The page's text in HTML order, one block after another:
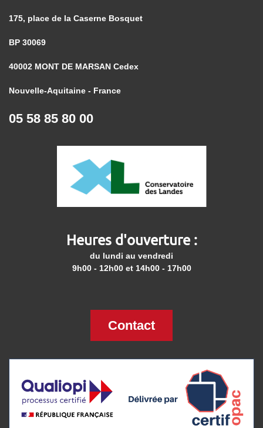
175, place de la Caserne Bosquet
BP 30069
40002 MONT DE MARSAN Cedex
Nouvelle-Aquitaine - France
05 58 85 80 00
Heures d'ouverture :
du lundi au vendredi
9h00 - 12h00 et 14h00 - 17h00
Contact